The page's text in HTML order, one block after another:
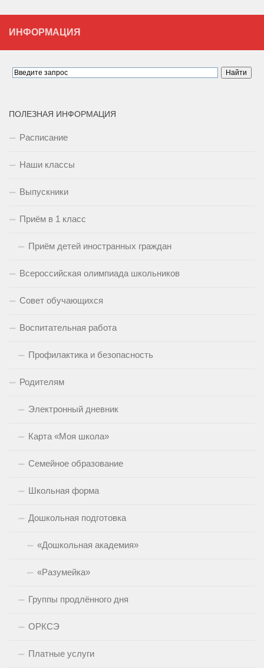
ИНФОРМАЦИЯ
ПОЛЕЗНАЯ ИНФОРМАЦИЯ
Расписание
Наши классы
Выпускники
Приём в 1 класс
Приём детей иностранных граждан
Всероссийская олимпиада школьников
Совет обучающихся
Воспитательная работа
Профилактика и безопасность
Родителям
Электронный дневник
Карта «Моя школа»
Семейное образование
Школьная форма
Дошкольная подготовка
«Дошкольная академия»
«Разумейка»
Группы продлённого дня
ОРКСЭ
Платные услуги